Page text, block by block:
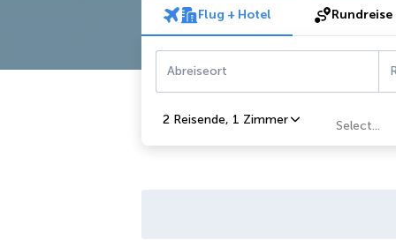
Flug + Hotel Rundreise
Abreiseort
2 Reisende, 1 Zimmer Select...